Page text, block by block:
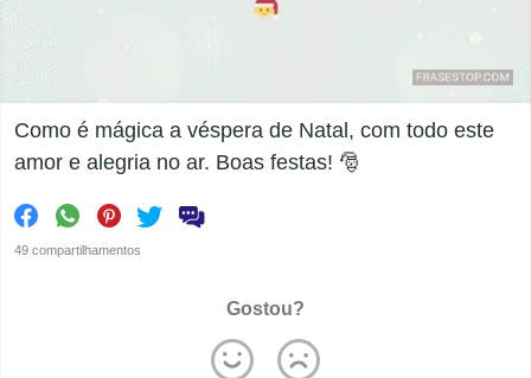
Como é mágica a véspera de Natal, com todo este
amor e alegria no ar. Boas festas! 🎅
49 compartilhamentos
Gostou?